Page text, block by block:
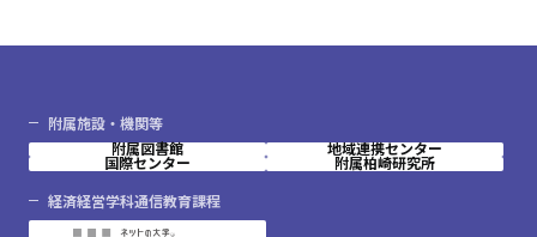
附属施設・機関等
附属図書館
地域連携センター
国際センター
附属柏崎研究所
経済経営学科通信教育課程